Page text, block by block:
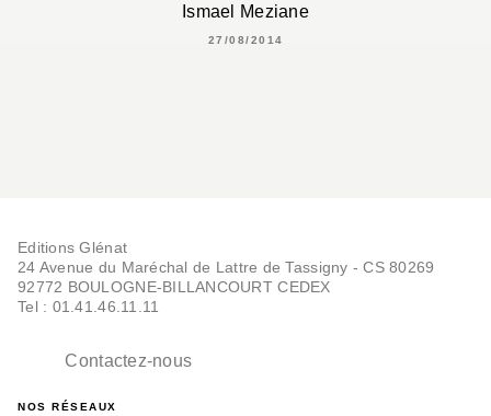
Ismael Meziane
27/08/2014
Editions Glénat
24 Avenue du Maréchal de Lattre de Tassigny - CS 80269
92772 BOULOGNE-BILLANCOURT CEDEX
Tel : 01.41.46.11.11
Contactez-nous
NOS RÉSEAUX